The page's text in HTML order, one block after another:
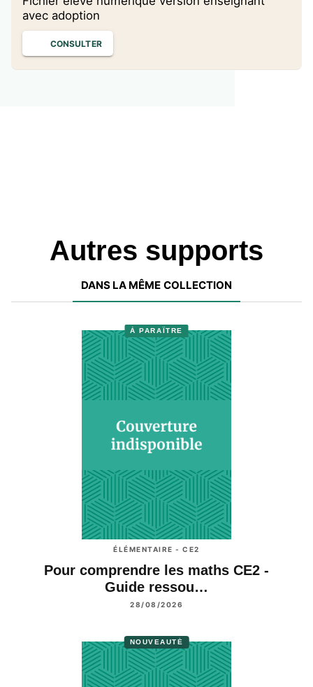
avec adoption
CONSULTER
Autres supports
DANS LA MÊME COLLECTION
À PARAÎTRE
ÉLÉMENTAIRE - CE2
Pour comprendre les maths CE2 -
Guide ressou…
28/08/2026
NOUVEAUTÉ